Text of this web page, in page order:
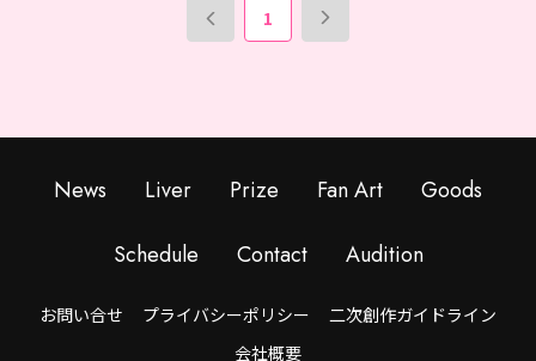
1
News Liver Prize Fan Art Goods
Schedule Contact Audition
お問い合せ プライバシーポリシー
二次創作ガイドライン
会社概要